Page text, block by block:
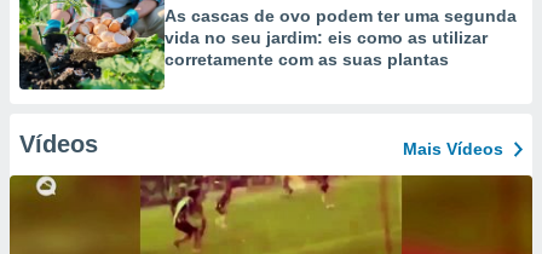
As cascas de ovo podem ter uma segunda
vida no seu jardim: eis como as utilizar
corretamente com as suas plantas
Vídeos Mais Vídeos